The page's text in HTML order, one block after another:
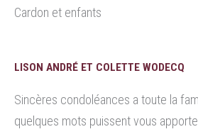
Cardon et enfants
LISON ANDRÉ ET COLETTE WODECQ
Sincères condoléances a toute la
quelques mots puissent vous